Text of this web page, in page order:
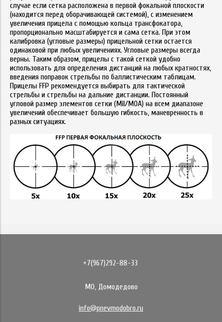
случае если сетка расположена в первой фокальной плоскости
(находится перед оборачивающей системой), с изменением
увеличения прицела с помощью кольца трансфокатора,
пропорционально масштабируется и сама сетка. При этом
калибровка (угловые размеры) прицельной сетки остается
одинаковой при любых увеличениях. Угловые размеры всегда
верны. Таким образом, прицелы с такой сеткой удобно
использовать для определения дистанций на любых кратностях,
введения поправок стрельбы по баллистическим таблицам.
Прицелы FFP рекомендуется выбирать для тактической
стрельбы и стрельбы на дальние дистанции. Постоянный
угловой размер элементов сетки (Mil/MOA) на всем диапазоне
увеличений обеспечивает большую гибкость, маневренность в
разных ситуациях.
+7(967)292-88-33
МО, Домодедово
info@pnevmodobro.ru